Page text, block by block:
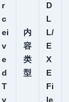
r
c
ei
v
e
d
T
y
内
容
类
型
D
L
L/
E
X
E
Fi
le